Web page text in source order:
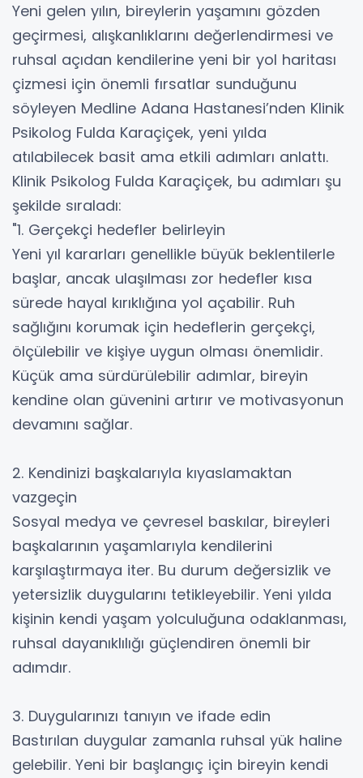
Yeni gelen yılın, bireylerin yaşamını gözden
geçirmesi, alışkanlıklarını değerlendirmesi ve
ruhsal açıdan kendilerine yeni bir yol haritası
çizmesi için önemli fırsatlar sunduğunu
söyleyen Medline Adana Hastanesi’nden Klinik
Psikolog Fulda Karaçiçek, yeni yılda
atılabilecek basit ama etkili adımları anlattı.
Klinik Psikolog Fulda Karaçiçek, bu adımları şu
şekilde sıraladı:
"1. Gerçekçi hedefler belirleyin
Yeni yıl kararları genellikle büyük beklentilerle
başlar, ancak ulaşılması zor hedefler kısa
sürede hayal kırıklığına yol açabilir. Ruh
sağlığını korumak için hedeflerin gerçekçi,
ölçülebilir ve kişiye uygun olması önemlidir.
Küçük ama sürdürülebilir adımlar, bireyin
kendine olan güvenini artırır ve motivasyonun
devamını sağlar.
2. Kendinizi başkalarıyla kıyaslamaktan
vazgeçin
Sosyal medya ve çevresel baskılar, bireyleri
başkalarının yaşamlarıyla kendilerini
karşılaştırmaya iter. Bu durum değersizlik ve
yetersizlik duygularını tetikleyebilir. Yeni yılda
kişinin kendi yaşam yolculuğuna odaklanması,
ruhsal dayanıklılığı güçlendiren önemli bir
adımdır.
3. Duygularınızı tanıyın ve ifade edin
Bastırılan duygular zamanla ruhsal yük haline
gelebilir. Yeni bir başlangıç için bireyin kendi